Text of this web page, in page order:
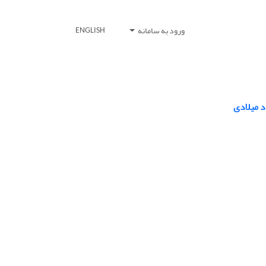
ورود به سامانه ENGLISH
میلادی